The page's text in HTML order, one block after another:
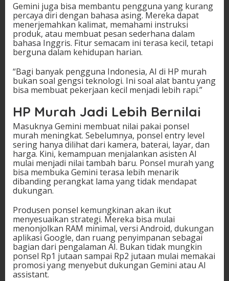
Gemini juga bisa membantu pengguna yang kurang
percaya diri dengan bahasa asing. Mereka dapat
menerjemahkan kalimat, memahami instruksi
produk, atau membuat pesan sederhana dalam
bahasa Inggris. Fitur semacam ini terasa kecil, tetapi
berguna dalam kehidupan harian.
“Bagi banyak pengguna Indonesia, AI di HP murah
bukan soal gengsi teknologi. Ini soal alat bantu yang
bisa membuat pekerjaan kecil menjadi lebih rapi.”
HP Murah Jadi Lebih Bernilai
Masuknya Gemini membuat nilai pakai ponsel
murah meningkat. Sebelumnya, ponsel entry level
sering hanya dilihat dari kamera, baterai, layar, dan
harga. Kini, kemampuan menjalankan asisten AI
mulai menjadi nilai tambah baru. Ponsel murah yang
bisa membuka Gemini terasa lebih menarik
dibanding perangkat lama yang tidak mendapat
dukungan.
Produsen ponsel kemungkinan akan ikut
menyesuaikan strategi. Mereka bisa mulai
menonjolkan RAM minimal, versi Android, dukungan
aplikasi Google, dan ruang penyimpanan sebagai
bagian dari pengalaman AI. Bukan tidak mungkin
ponsel Rp1 jutaan sampai Rp2 jutaan mulai memakai
promosi yang menyebut dukungan Gemini atau AI
assistant.